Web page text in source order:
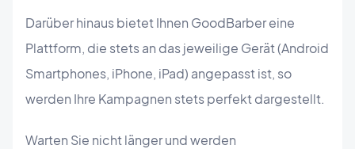
Darüber hinaus bietet Ihnen GoodBarber eine
Plattform, die stets an das jeweilige Gerät (Android
Smartphones, iPhone, iPad) angepasst ist, so
werden Ihre Kampagnen stets perfekt dargestellt.
Warten Sie nicht länger und werden